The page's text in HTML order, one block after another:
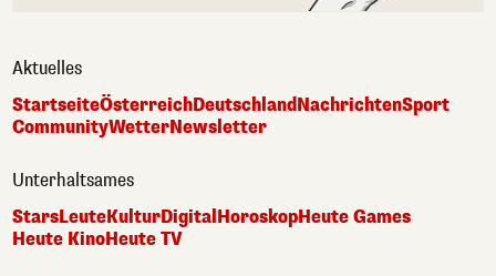
Aktuelles
StartseiteÖsterreichDeutschlandNachrichtenSport
CommunityWetterNewsletter
Unterhaltsames
StarsLeuteKulturDigitalHoroskopHeute Games
Heute KinoHeute TV